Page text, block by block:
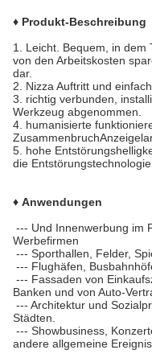
♦ Produkt-Beschreibung
1. Leicht. Bequem, in dem
von den Arbeitskosten
dar.
2. Nizza Auftritt und
3. richtig verbunden,
Werkzeug abgenommen.
4. humanisierte
5. hohe
die
♦ Anwendungen
--- Und Innenwerbung im
Werbefirmen
--- Sporthallen, Felder,
--- Flughäfen,
--- Fassaden von
Banken und von Auto-
--- Architektur und
Städten.
--- Showbusiness,
andere allgemeine